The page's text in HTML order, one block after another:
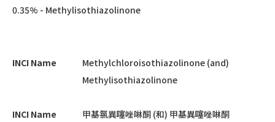
0.35% - Methylisothiazolinone
INCI Name
Methylchloroisothiazolinone (and)
Methylisothiazolinone
INCI Name
甲基氯異噻唑啉酮 (和) 甲基異噻唑啉酮